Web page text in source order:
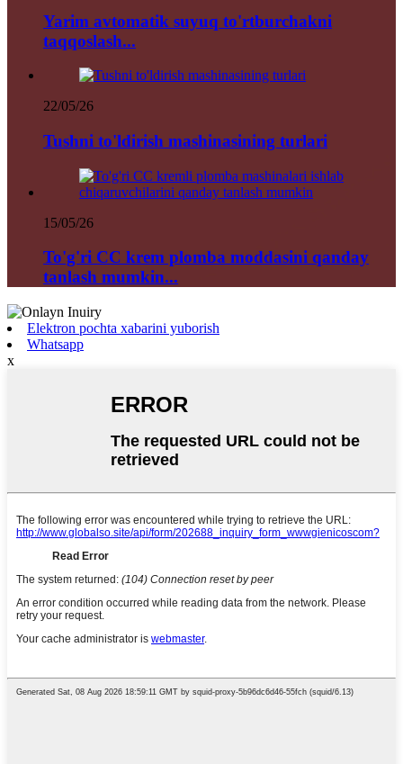
Yarim avtomatik suyuq to'rtburchakni
taqqoslash...
22/05/26
Tushni to'ldirish mashinasining turlari
15/05/26
To'g'ri CC krem ​​plomba moddasini qanday
tanlash mumkin...
Elektron pochta xabarini yuborish
Whatsapp
x